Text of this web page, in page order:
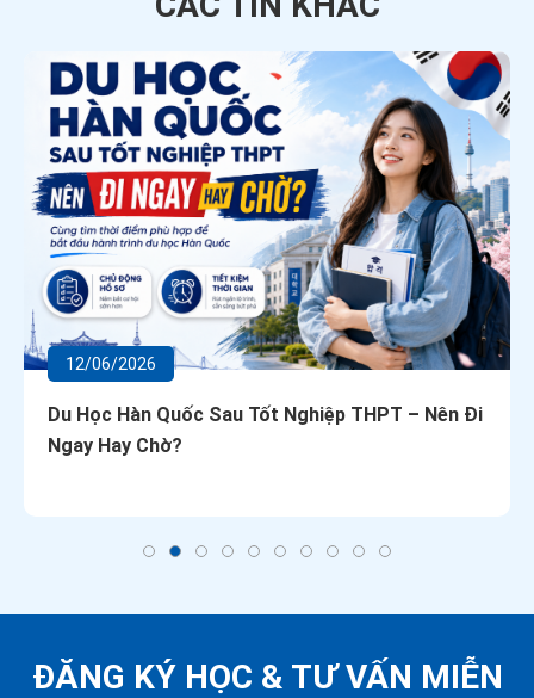
12/06/2026
Du Học Hàn Quốc Sau Tốt Nghiệp THPT – Nên Đi
Ngay Hay Chờ?
ĐĂNG KÝ HỌC & TƯ VẤN MIỄN